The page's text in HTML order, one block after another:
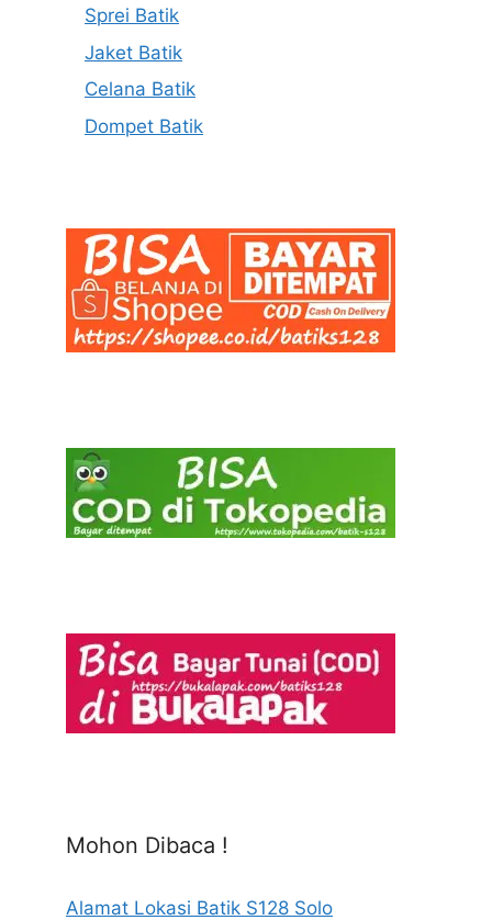
Sprei Batik
Jaket Batik
Celana Batik
Dompet Batik
Mohon Dibaca !
Alamat Lokasi Batik S128 Solo